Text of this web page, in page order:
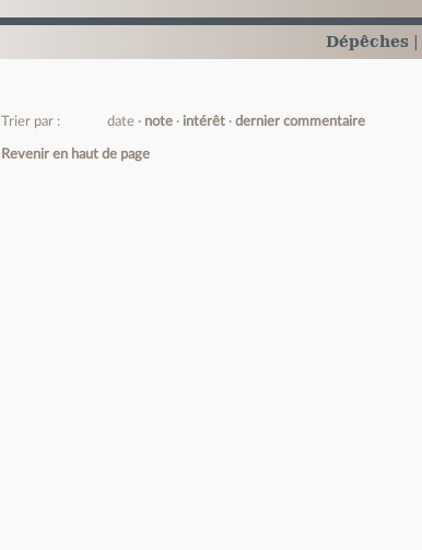
Dépêches
Trier par : date note intérêt dernier commentaire
Revenir en haut de page